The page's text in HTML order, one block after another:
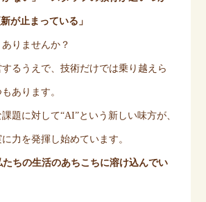
が止まっている」
りませんか？
るうえで、技術だけでは乗り越えら
あります。
題に対して“AI”という新しい味方が、
力を発揮し始めています。
たちの生活のあちこちに溶け込んでい